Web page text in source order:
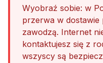
Wyobraź sobie: w
przerwa w dostawie
zawodzą. Internet
kontaktujesz się z
wszyscy są